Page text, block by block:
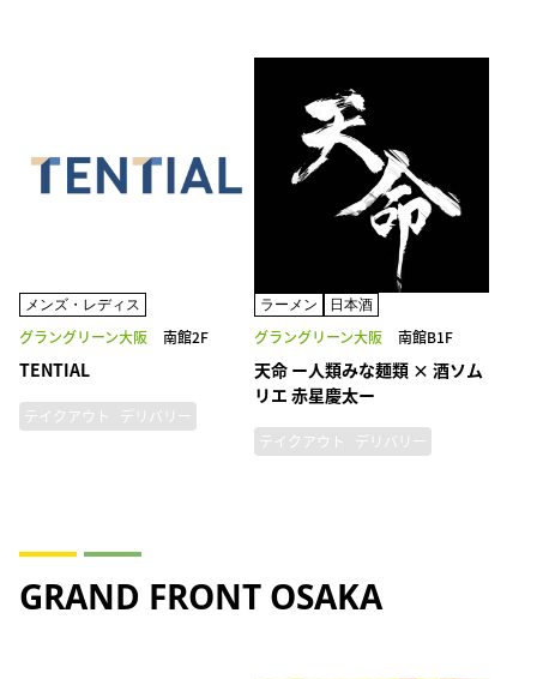
メンズ・レディス
グラングリーン大阪 南館2F
TENTIAL
テイクアウト デリバリー
ラーメン 日本酒
グラングリーン大阪 南館B1F
天命 ー人類みな麺類 × 酒ソム
リエ 赤星慶太ー
テイクアウト デリバリー
GRAND FRONT OSAKA